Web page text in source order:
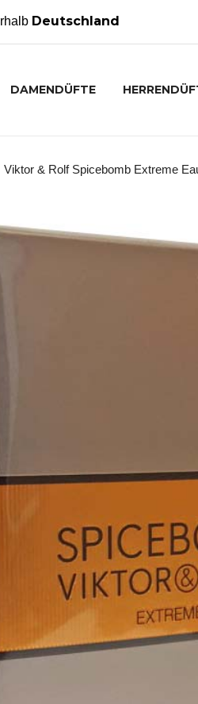
Deutschland
DAMENDÜFTE
Viktor & Rolf Spicebomb Extreme